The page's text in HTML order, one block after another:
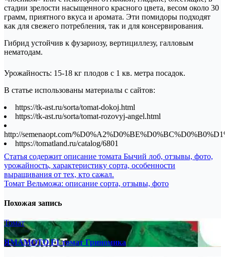
стадии зрелости насыщенного красного цвета, весом около 30
грамм, приятного вкуса и аромата. Эти помидоры подходят
как для свежего потребления, так и для консервирования.
Гибрид устойчив к фузариозу, вертициллезу, галловым
нематодам.
Урожайность: 15-18 кг плодов с 1 кв. метра посадок.
В статье использованы материалы с сайтов:
https://tk-ast.ru/sorta/tomat-dokoj.html
https://tk-ast.ru/sorta/tomat-rozovyj-angel.html
http://semenaopt.com/
https://tomatland.ru/catalog/6801
Навигация
по
записям
Статья содержит описание томата Бычий лоб, отзывы, фото,
урожайность, характеристику сорта, особенности
выращивания от тех, кто сажал.
Томат Вельможа: описание сорта, отзывы, фото
Похожая запись
Томат
ЯМАМОТО F1 томат Гриномика